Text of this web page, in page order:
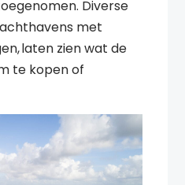
Diverse
met
laten zien wat de
te kopen of